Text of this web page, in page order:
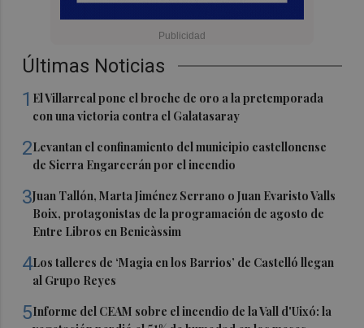
Últimas Noticias
1 El Villarreal pone el broche de oro a la pretemporada
con una victoria contra el Galatasaray
2Levantan el confinamiento del municipio castellonense
de Sierra Engarcerán por el incendio
3Juan Tallón, Marta Jiménez Serrano o Juan Evaristo Valls
Boix, protagonistas de la programación de agosto de
Entre Libros en Benicàssim
4Los talleres de ‘Magia en los Barrios’ de Castelló llegan
al Grupo Reyes
5Informe del CEAM sobre el incendio de la Vall d'Uixó: la